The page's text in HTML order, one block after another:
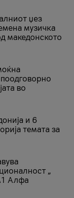
џез
музичка
македонското
во
и 6
темата за
„
Алфа